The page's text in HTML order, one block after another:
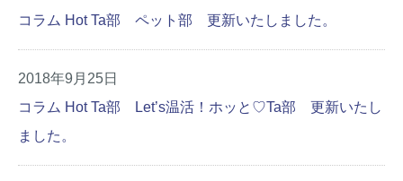
コラム Hot Ta部 ペット部 更新いたしました。
2018年9月25日
コラム Hot Ta部 Let’s温活！ホッと♡Ta部 更新いたし
ました。